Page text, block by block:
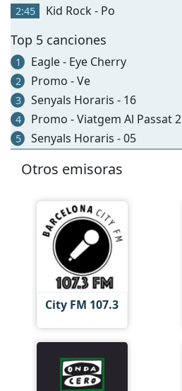
2:45 Kid Rock - Po
Top 5 canciones
1 Eagle - Eye Cherry
2 Promo - Ve
3 Senyals Horaris - 16
4 Promo - Viatgem Al Passat 2
5 Senyals Horaris - 05
Otros emisoras
City FM 107.3